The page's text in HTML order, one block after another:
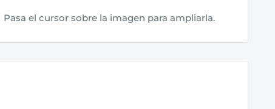
Pasa el cursor sobre la imagen para ampliarla.